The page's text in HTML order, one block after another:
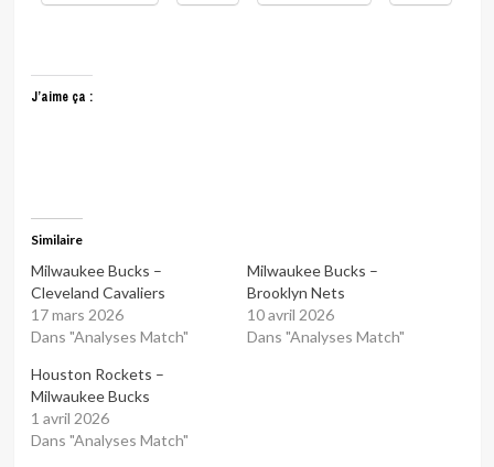
J’aime ça :
Similaire
Milwaukee Bucks –
Cleveland Cavaliers
17 mars 2026
Dans "Analyses Match"
Milwaukee Bucks –
Brooklyn Nets
10 avril 2026
Dans "Analyses Match"
Houston Rockets –
Milwaukee Bucks
1 avril 2026
Dans "Analyses Match"